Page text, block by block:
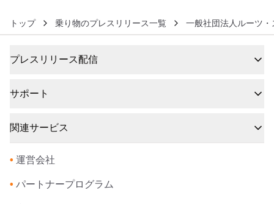
トップ 乗り物のプレスリリース一覧 一般社団法人ルーツ
プレスリリース配信
サポート
関連サービス
• 運営会社
• パートナープログラム